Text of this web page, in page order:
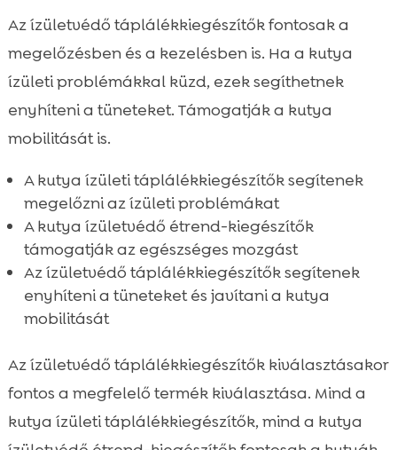
Az ízületvédő táplálékkiegészítők fontosak a
megelőzésben és a kezelésben is. Ha a kutya
ízületi problémákkal küzd, ezek segíthetnek
enyhíteni a tüneteket. Támogatják a kutya
mobilitását is.
A kutya ízületi táplálékkiegészítők segítenek
megelőzni az ízületi problémákat
A kutya ízületvédő étrend-kiegészítők
támogatják az egészséges mozgást
Az ízületvédő táplálékkiegészítők segítenek
enyhíteni a tüneteket és javítani a kutya
mobilitását
Az ízületvédő táplálékkiegészítők kiválasztásakor
fontos a megfelelő termék kiválasztása. Mind a
kutya ízületi táplálékkiegészítők, mind a kutya